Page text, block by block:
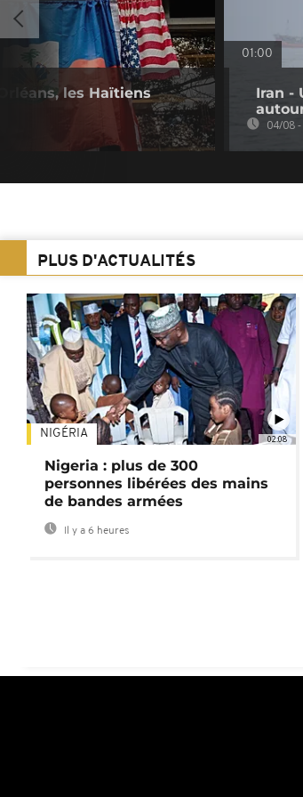
les Haïtiens
01:00
Iran -
04/08
PLUS D'ACTUALITÉS
02:08
NIGÉRIA
Nigeria : plus de 300
personnes libérées des mains
de bandes armées
Il y a 6 heures